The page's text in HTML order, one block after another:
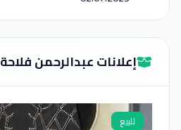
إعلانات عبدالرحمن فلاحة
للبيع